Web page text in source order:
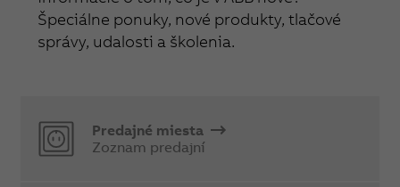
Špeciálne ponuky, nové produkty, tlačové
správy, udalosti a školenia.
Predajné miesta
Zoznam predajní